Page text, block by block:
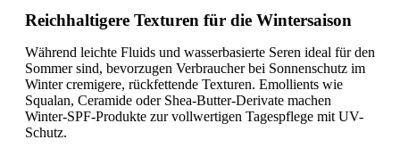
Reichhaltigere Texturen für die Wintersaison
Während leichte Fluids und wasserbasierte Seren ideal für den
Sommer sind, bevorzugen Verbraucher bei Sonnenschutz im
Winter cremigere, rückfettende Texturen. Emollients wie
Squalan, Ceramide oder Shea-Butter-Derivate machen
Winter-SPF-Produkte zur vollwertigen Tagespflege mit UV-
Schutz.